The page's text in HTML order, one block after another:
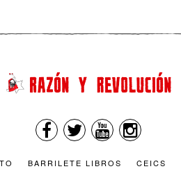
BARRILETE LIBROS CEICS